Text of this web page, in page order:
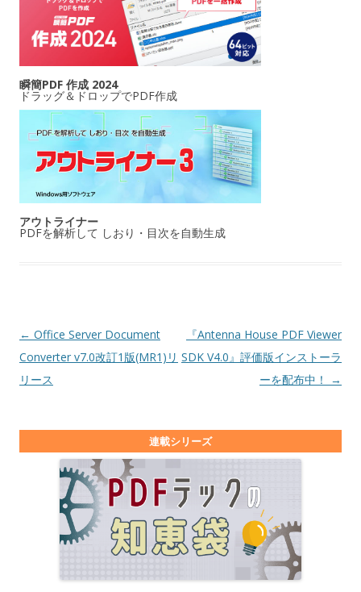
瞬簡PDF 作成 2024
ドラッグ＆ドロップでPDF作成
アウトライナー
PDFを解析して しおり・目次を自動生成
投稿ナビゲーション
← Office Server Document
Converter v7.0改訂1版(MR1)リ
リース
『Antenna House PDF Viewer
SDK V4.0』評価版インストーラ
ーを配布中！
→
連載シリーズ